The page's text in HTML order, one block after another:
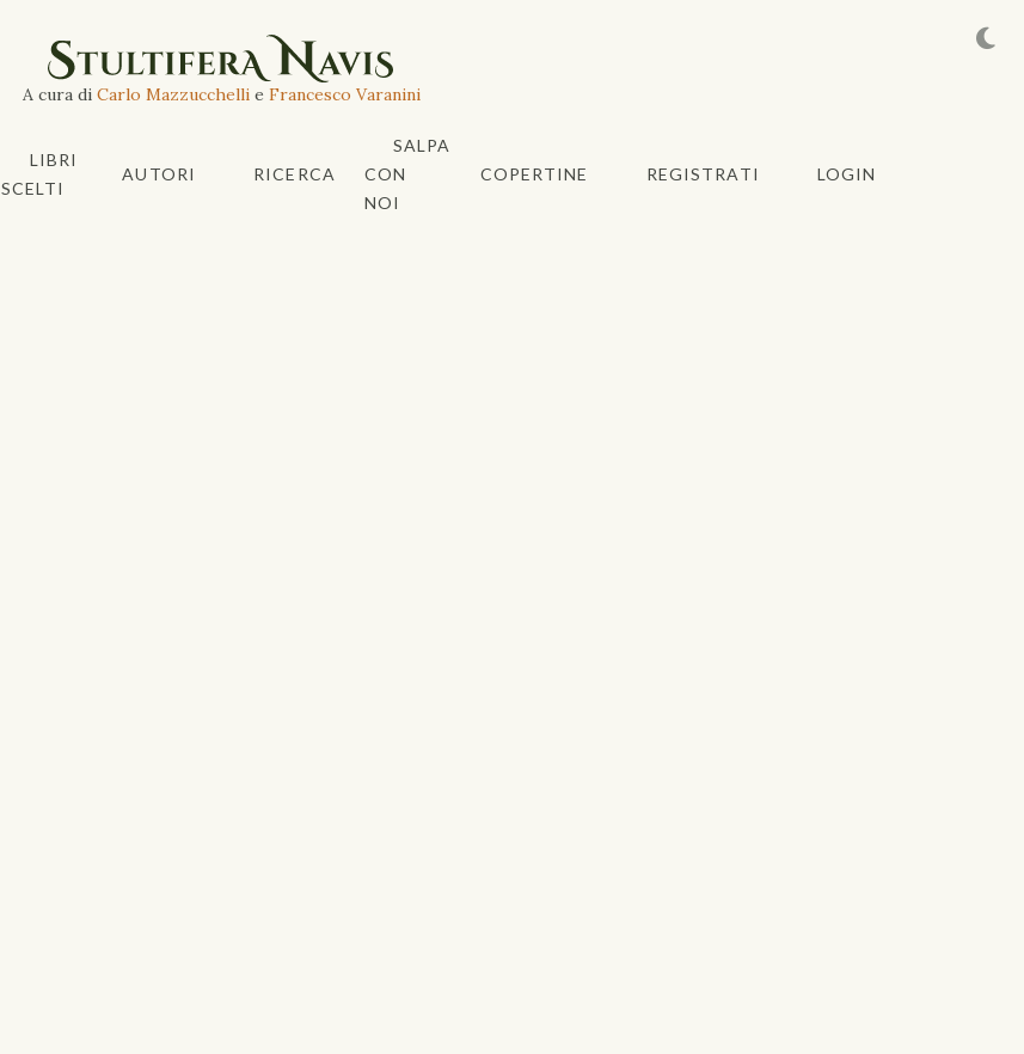
A cura di Carlo Mazzucchellie Francesco Varanini
LIBRI
SCELTI
AUTORI RICERCA
SALPA
CON
NOI
COPERTINE REGISTRATI LOGIN